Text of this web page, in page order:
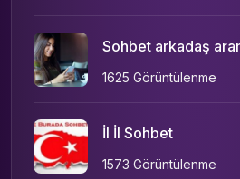
Sohbet arkadaş
1625 Görüntülenme
İl İl Sohbet
1573 Görüntülenme